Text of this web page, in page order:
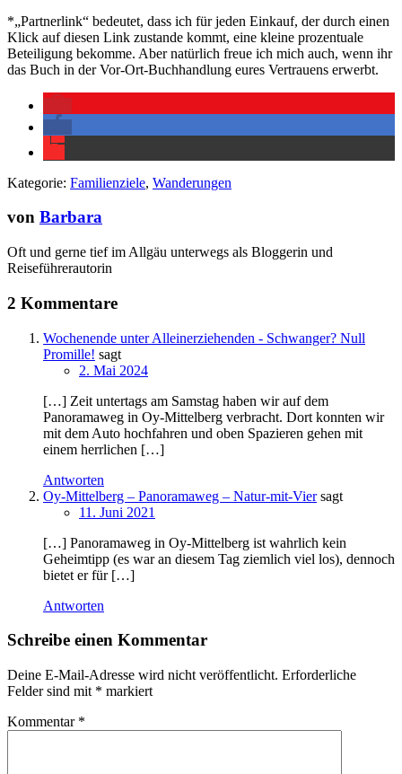
*„Partnerlink“ bedeutet, dass ich für jeden Einkauf, der durch einen
Klick auf diesen Link zustande kommt, eine kleine prozentuale
Beteiligung bekomme. Aber natürlich freue ich mich auch, wenn ihr
das Buch in der Vor-Ort-Buchhandlung eures Vertrauens erwerbt.
Kategorie: Familienziele, Wanderungen
von Barbara
Oft und gerne tief im Allgäu unterwegs als Bloggerin und
Reiseführerautorin
2 Kommentare
Wochenende unter Alleinerziehenden - Schwanger? Null
Promille! sagt
2. Mai 2024
[…] Zeit untertags am Samstag haben wir auf dem
Panoramaweg in Oy-Mittelberg verbracht. Dort konnten wir
mit dem Auto hochfahren und oben Spazieren gehen mit
einem herrlichen […]
Antworten
Oy-Mittelberg – Panoramaweg – Natur-mit-Vier sagt
11. Juni 2021
[…] Panoramaweg in Oy-Mittelberg ist wahrlich kein
Geheimtipp (es war an diesem Tag ziemlich viel los), dennoch
bietet er für […]
Antworten
Schreibe einen Kommentar
Deine E-Mail-Adresse wird nicht veröffentlicht. Erforderliche
Felder sind mit * markiert
Kommentar *